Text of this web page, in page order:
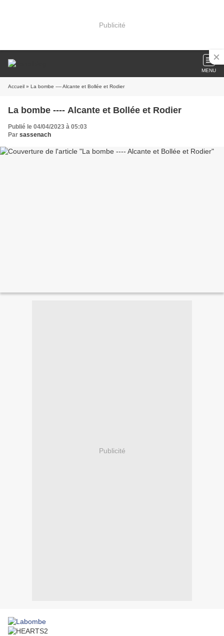
Publicité
MENU
Accueil » La bombe ---- Alcante et Bollée et Rodier
La bombe ---- Alcante et Bollée et Rodier
Publié le 04/04/2023 à 05:03
Par sassenach
Publicité